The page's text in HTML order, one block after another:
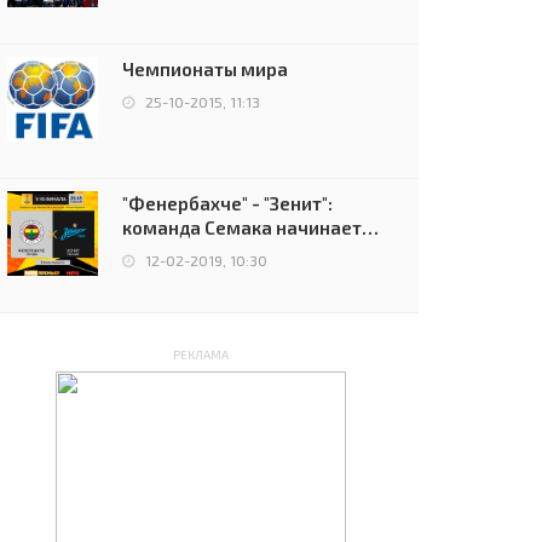
чемпионов.
Чемпионаты мира
25-10-2015, 11:13
"Фенербахче" - "Зенит":
команда Семака начинает
путь в плей-офф Лиги
12-02-2019, 10:30
РЕКЛАМА